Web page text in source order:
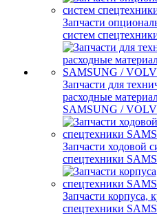
Запчасти
систем
Запчасти для
расходные
SAMSUNG /
Запчасти ходовой
спецтехники
Запчасти корпуса,
спецтехники